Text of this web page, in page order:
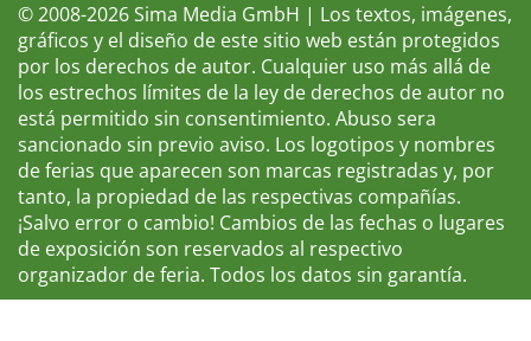
© 2008-2026 Sima Media GmbH | Los textos, imágenes,
gráficos y el diseño de este sitio web están protegidos
por los derechos de autor. Cualquier uso más allá de
los estrechos límites de la ley de derechos de autor no
está permitido sin consentimiento. Abuso sera
sancionado sin previo aviso. Los logotipos y nombres
de ferias que aparecen son marcas registradas y, por
tanto, la propiedad de las respectivas compañías.
¡Salvo error o cambio! Cambios de las fechas o lugares
de exposición son reservados al respectivo
organizador de feria. Todos los datos sin garantía.